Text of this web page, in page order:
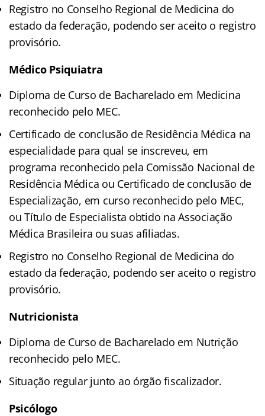
Registro no Conselho Regional de Medicina do
estado da federação, podendo ser aceito o registro
provisório.
Médico Psiquiatra
Diploma de Curso de Bacharelado em Medicina
reconhecido pelo MEC.
Certificado de conclusão de Residência Médica na
especialidade para qual se inscreveu, em
programa reconhecido pela Comissão Nacional de
Residência Médica ou Certificado de conclusão de
Especialização, em curso reconhecido pelo MEC,
ou Título de Especialista obtido na Associação
Médica Brasileira ou suas afiliadas.
Registro no Conselho Regional de Medicina do
estado da federação, podendo ser aceito o registro
provisório.
Nutricionista
Diploma de Curso de Bacharelado em Nutrição
reconhecido pelo MEC.
Situação regular junto ao órgão fiscalizador.
Psicólogo